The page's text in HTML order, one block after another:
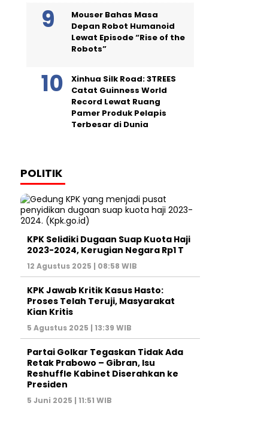
Mouser Bahas Masa
Depan Robot Humanoid
Lewat Episode “Rise of the
Robots”
Xinhua Silk Road: 3TREES
Catat Guinness World
Record Lewat Ruang
Pamer Produk Pelapis
Terbesar di Dunia
POLITIK
KPK Selidiki Dugaan Suap Kuota Haji
2023-2024, Kerugian Negara Rp1 T
12 Agustus 2025 | 08:58 WIB
KPK Jawab Kritik Kasus Hasto:
Proses Telah Teruji, Masyarakat
Kian Kritis
5 Agustus 2025 | 13:39 WIB
Partai Golkar Tegaskan Tidak Ada
Retak Prabowo – Gibran, Isu
Reshuffle Kabinet Diserahkan ke
Presiden
5 Juni 2025 | 11:51 WIB